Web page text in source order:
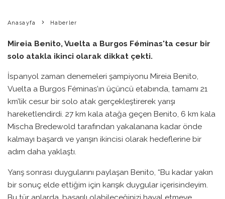
Anasayfa Haberler
Mireia Benito, Vuelta a Burgos Féminas'ta cesur bir
solo atakla ikinci olarak dikkat çekti.
İspanyol zaman denemeleri şampiyonu Mireia Benito,
Vuelta a Burgos Féminas’ın üçüncü etabında, tamamı 21
km’lik cesur bir solo atak gerçekleştirerek yarışı
hareketlendirdi. 27 km kala atağa geçen Benito, 6 km kala
Mischa Bredewold tarafından yakalanana kadar önde
kalmayı başardı ve yarışın ikincisi olarak hedeflerine bir
adım daha yaklaştı.
Yarış sonrası duygularını paylaşan Benito, “Bu kadar yakın
bir sonuç elde ettiğim için karışık duygular içerisindeyim.
Bu tür anlarda, başarılı olabileceğinizi hayal etmeye